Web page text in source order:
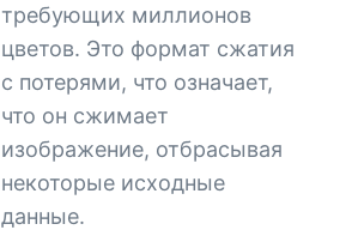
требующих миллионов
цветов. Это формат сжатия
с потерями, что означает,
что он сжимает
изображение, отбрасывая
некоторые исходные
данные.